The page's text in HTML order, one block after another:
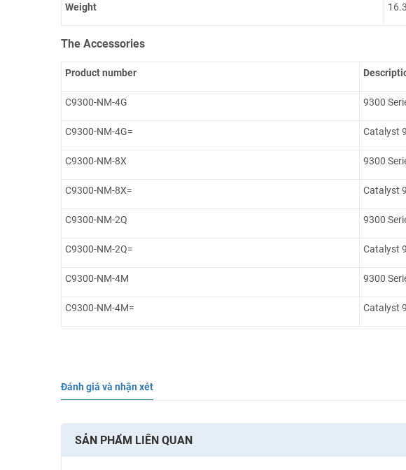
Weight
The Accessories
Product number
C9300-NM-4G 9300
C9300-NM-4G= Catalyst
C9300-NM-8X 9300
C9300-NM-8X= Catalyst
C9300-NM-2Q 9300
C9300-NM-2Q= Catalyst
C9300-NM-4M 9300
C9300-NM-4M= Catalyst
Đánh giá và nhận xét
SẢN PHẨM LIÊN QUAN